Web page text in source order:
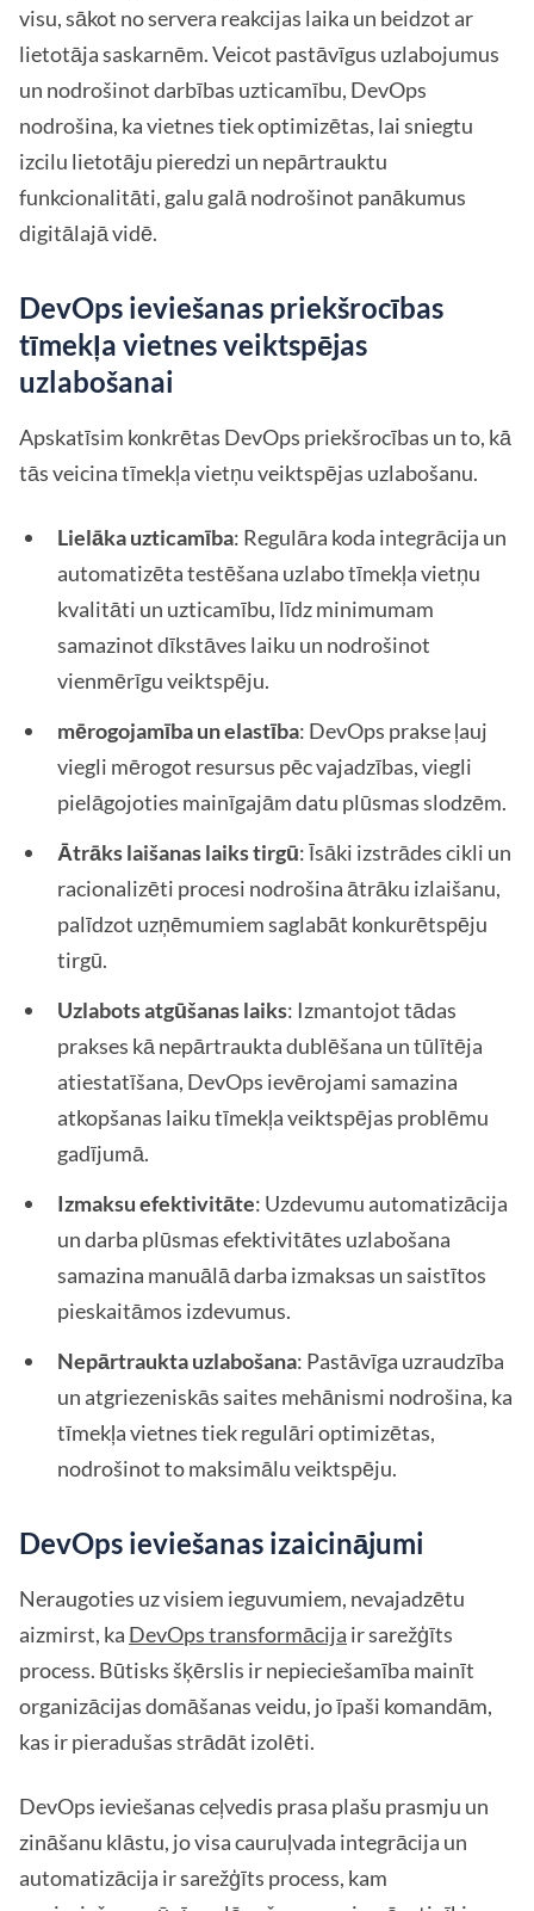
visu, sākot no servera reakcijas laika un beidzot ar
lietotāja saskarnēm. Veicot pastāvīgus uzlabojumus
un nodrošinot darbības uzticamību, DevOps
nodrošina, ka vietnes tiek optimizētas, lai sniegtu
izcilu lietotāju pieredzi un nepārtrauktu
funkcionalitāti, galu galā nodrošinot panākumus
digitālajā vidē.
DevOps ieviešanas priekšrocības
tīmekļa vietnes veiktspējas
uzlabošanai
Apskatīsim konkrētas DevOps priekšrocības un to, kā
tās veicina tīmekļa vietņu veiktspējas uzlabošanu.
Lielāka uzticamība: Regulāra koda integrācija un
automatizēta testēšana uzlabo tīmekļa vietņu
kvalitāti un uzticamību, līdz minimumam
samazinot dīkstāves laiku un nodrošinot
vienmērīgu veiktspēju.
mērogojamība un elastība: DevOps prakse ļauj
viegli mērogot resursus pēc vajadzības, viegli
pielāgojoties mainīgajām datu plūsmas slodzēm.
Ātrāks laišanas laiks tirgū: Īsāki izstrādes cikli un
racionalizēti procesi nodrošina ātrāku izlaišanu,
palīdzot uzņēmumiem saglabāt konkurētspēju
tirgū.
Uzlabots atgūšanas laiks: Izmantojot tādas
prakses kā nepārtraukta dublēšana un tūlītēja
atiestatīšana, DevOps ievērojami samazina
atkopšanas laiku tīmekļa veiktspējas problēmu
gadījumā.
Izmaksu efektivitāte: Uzdevumu automatizācija
un darba plūsmas efektivitātes uzlabošana
samazina manuālā darba izmaksas un saistītos
pieskaitāmos izdevumus.
Nepārtraukta uzlabošana: Pastāvīga uzraudzība
un atgriezeniskās saites mehānismi nodrošina, ka
tīmekļa vietnes tiek regulāri optimizētas,
nodrošinot to maksimālu veiktspēju.
DevOps ieviešanas izaicinājumi
Neraugoties uz visiem ieguvumiem, nevajadzētu
aizmirst, ka DevOps transformācija ir sarežģīts
process. Būtisks šķērslis ir nepieciešamība mainīt
organizācijas domāšanas veidu, jo īpaši komandām,
kas ir pieradušas strādāt izolēti.
DevOps ieviešanas ceļvedis prasa plašu prasmju un
zināšanu klāstu, jo visa cauruļvada integrācija un
automatizācija ir sarežģīts process, kam